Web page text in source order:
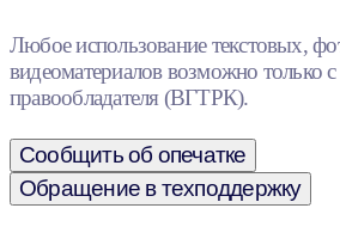
Любое использование текстовых,
видеоматериалов возможно только с
правообладателя (ВГТРК).
Сообщить об опечатке
Обращение в техподдержку